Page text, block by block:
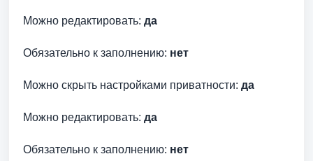
Можно редактировать: да
Обязательно к заполнению: нет
Можно скрыть настройками приватности: да
Можно редактировать: да
Обязательно к заполнению: нет